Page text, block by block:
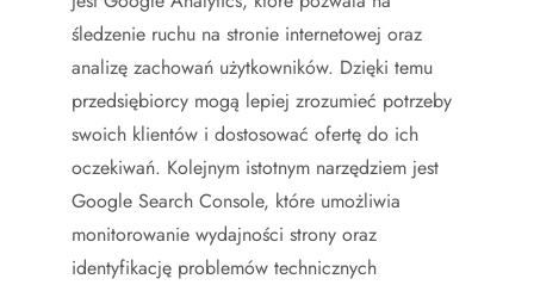
śledzenie ruchu na stronie internetowej oraz
analizę zachowań użytkowników. Dzięki temu
przedsiębiorcy mogą lepiej zrozumieć potrzeby
swoich klientów i dostosować ofertę do ich
oczekiwań. Kolejnym istotnym narzędziem jest
Google Search Console, które umożliwia
monitorowanie wydajności strony oraz
identyfikację problemów technicznych